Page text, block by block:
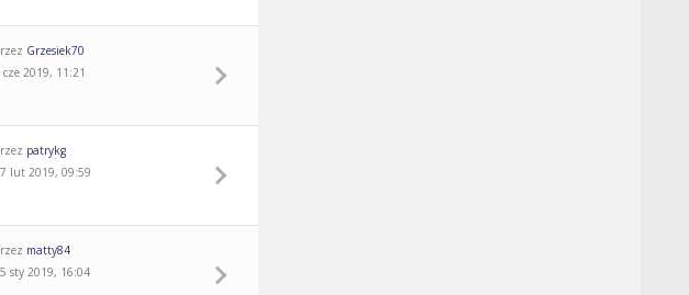
Grzesiek70
cze 2019, 11:21
patrykg
lut 2019, 09:59
matty84
sty 2019, 16:04